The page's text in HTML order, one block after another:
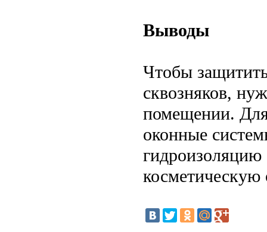
Выводы
Чтобы
сквозняков,
помещении. Для
оконные
косметическую